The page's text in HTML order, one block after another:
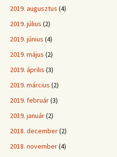
2019. augusztus (4)
2019. július (2)
2019. június (4)
2019. május (2)
2019. április (3)
2019. március (2)
2019. február(3)
2019. január(2)
2018. december(2)
2018. november(4)